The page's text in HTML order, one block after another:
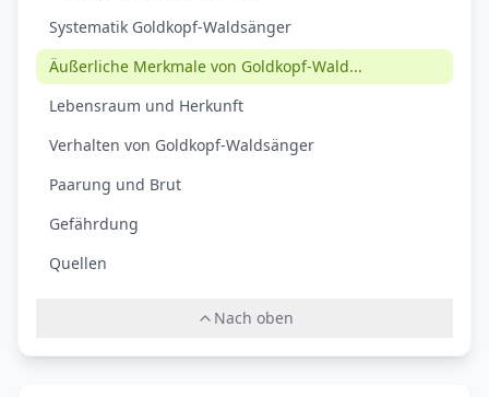
Systematik Goldkopf-Waldsänger
Äußerliche Merkmale von Goldkopf-Wald...
Lebensraum und Herkunft
Verhalten von Goldkopf-Waldsänger
Paarung und Brut
Gefährdung
Quellen
Nach oben